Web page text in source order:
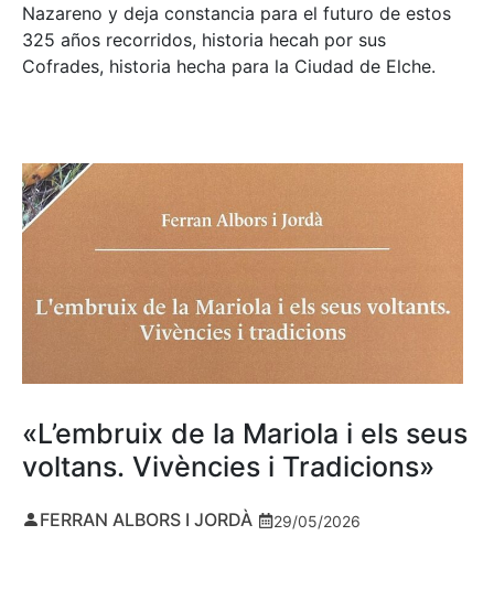
Nazareno y deja constancia para el futuro de estos
325 años recorridos, historia hecah por sus
Cofrades, historia hecha para la Ciudad de Elche.
«L’embruix de la Mariola i els seus
voltans. Vivències i Tradicions»
FERRAN ALBORS I JORDÀ 29/05/2026